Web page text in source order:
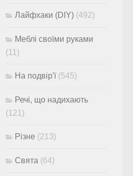
Лайфхаки (DIY) (492)
Меблі своїми руками
(11)
На подвір'ї(545)
Речі, що надихають
(121)
Різне (213)
Свята (64)